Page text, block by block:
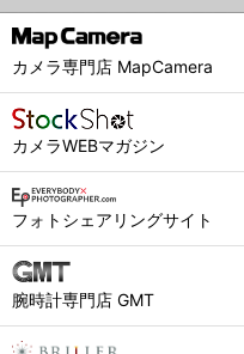
カメラ専門店 MapCamera
カメラWEBマガジン
フォトシェアリングサイト
腕時計専門店 GMT